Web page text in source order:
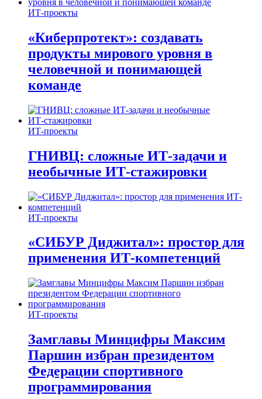
ИТ-проекты
«Киберпротект»: создавать
продукты мирового уровня в
человечной и понимающей
команде
ИТ-проекты
ГНИВЦ: сложные ИТ‑задачи и
необычные ИТ‑стажировки
ИТ-проекты
«СИБУР Диджитал»: простор для
применения ИТ-компетенций
ИТ-проекты
Замглавы Минцифры Максим
Паршин избран президентом
Федерации спортивного
программирования